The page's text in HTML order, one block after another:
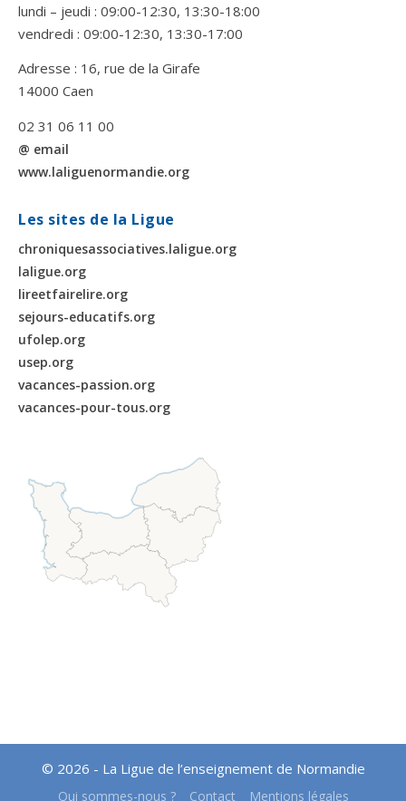
lundi – jeudi : 09:00-12:30, 13:30-18:00
vendredi : 09:00-12:30, 13:30-17:00
Adresse : 16, rue de la Girafe
14000 Caen
02 31 06 11 00
@ email
www.laliguenormandie.org
Les sites de la Ligue
chroniquesassociatives.laligue.org
laligue.org
lireetfairelire.org
sejours-educatifs.org
ufolep.org
usep.org
vacances-passion.org
vacances-pour-tous.org
© 2026 - La Ligue de l’enseignement de Normandie
Qui sommes-nous ? Contact Mentions légales